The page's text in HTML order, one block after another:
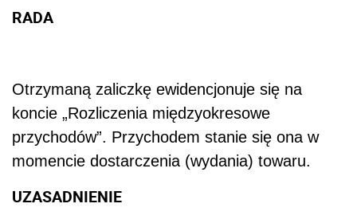
RADA
Otrzymaną zaliczkę ewidencjonuje się na
koncie „Rozliczenia międzyokresowe
przychodów”. Przychodem stanie się ona w
momencie dostarczenia (wydania) towaru.
UZASADNIENIE